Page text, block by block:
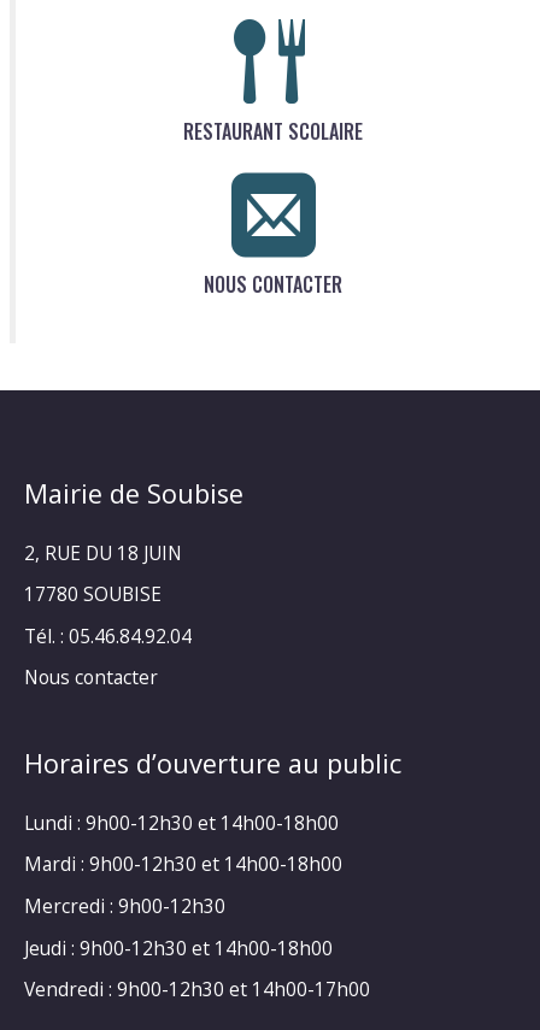
RESTAURANT SCOLAIRE
NOUS CONTACTER
Mairie de Soubise
2, RUE DU 18 JUIN
17780 SOUBISE
Tél. : 05.46.84.92.04
Nous contacter
Horaires d’ouverture au public
Lundi : 9h00-12h30 et 14h00-18h00
Mardi : 9h00-12h30 et 14h00-18h00
Mercredi : 9h00-12h30
Jeudi : 9h00-12h30 et 14h00-18h00
Vendredi : 9h00-12h30 et 14h00-17h00